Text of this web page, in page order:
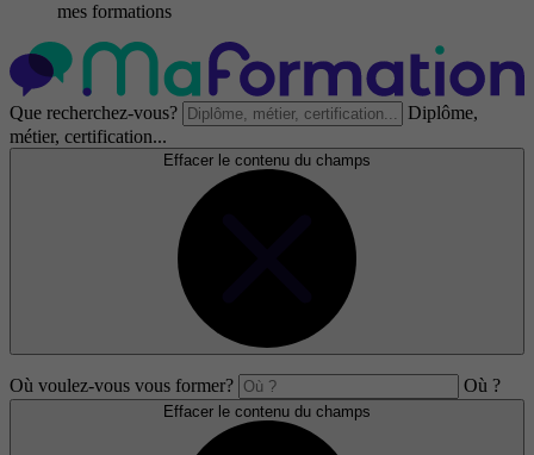
mes formations
Que recherchez-vous?
Diplôme,
métier, certification...
Effacer le contenu du champs
Où voulez-vous vous former? Où ?
Effacer le contenu du champs